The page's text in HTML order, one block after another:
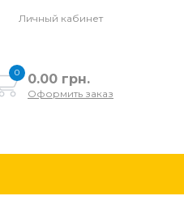
Личный кабинет
0 0.00 грн.
Оформить заказ